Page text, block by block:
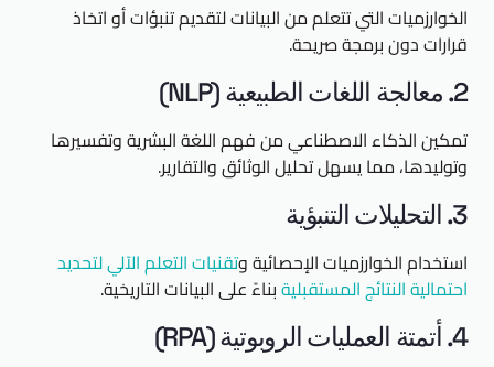
الخوارزميات التي تتعلم من البيانات لتقديم تنبؤات أو اتخاذ
قرارات دون برمجة صريحة.
2. معالجة اللغات الطبيعية (NLP)
تمكين الذكاء الاصطناعي من فهم اللغة البشرية وتفسيرها
وتوليدها، مما يسهل تحليل الوثائق والتقارير.
3. التحليلات التنبؤية
استخدام الخوارزميات الإحصائية وتقنيات التعلم الآلي لتحديد
احتمالية النتائج المستقبليةبناءً على البيانات التاريخية.
4. أتمتة العمليات الروبوتية (RPA)